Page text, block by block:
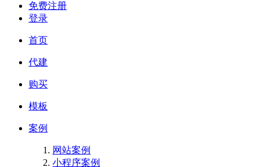
免费注册
登录
首页
代建
购买
模板
案例
网站案例
小程序案例